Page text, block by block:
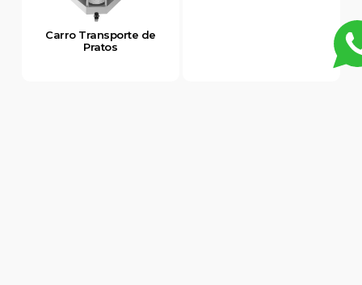
Carro Transporte de
Pratos